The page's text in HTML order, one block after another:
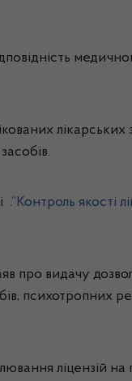
лікарських
.“Контроль якості
про видачу
психотропних
ліцензій